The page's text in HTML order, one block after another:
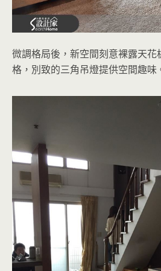
微調格局後，新空間刻意裸露天花
格，別致的三角吊燈提供空間趣味